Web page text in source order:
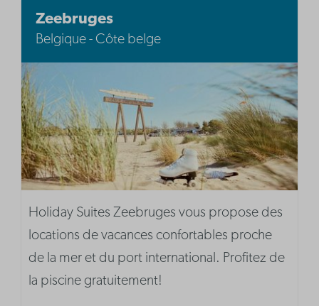
Zeebruges
Belgique - Côte belge
Holiday Suites Zeebruges vous propose des
locations de vacances confortables proche
de la mer et du port international. Profitez de
la piscine gratuitement!